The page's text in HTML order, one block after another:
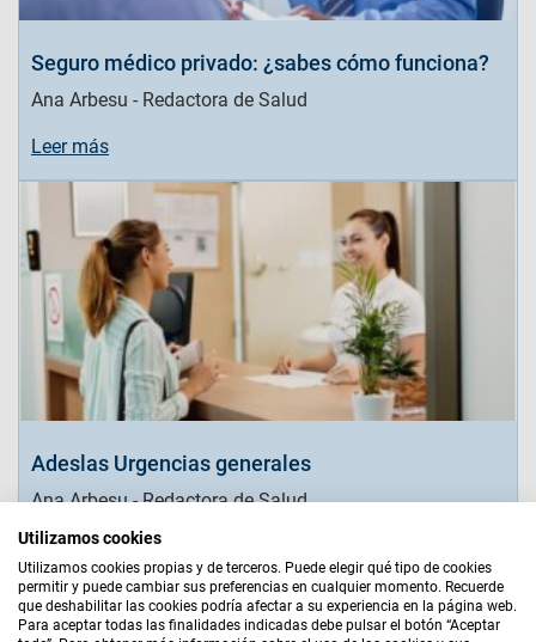
Seguro médico privado: ¿sabes cómo funciona?
Ana Arbesu - Redactora de Salud
Leer más
Adeslas Urgencias generales
Ana Arbesu - Redactora de Salud
Leer más
Aviso Legal | Bases Legales | Política de Cookies |
Utilizamos cookies
Utilizamos cookies propias y de terceros. Puede elegir qué tipo de cookies
permitir y puede cambiar sus preferencias en cualquier momento. Recuerde
que deshabilitar las cookies podría afectar a su experiencia en la página web.
Para aceptar todas las finalidades indicadas debe pulsar el botón “Aceptar